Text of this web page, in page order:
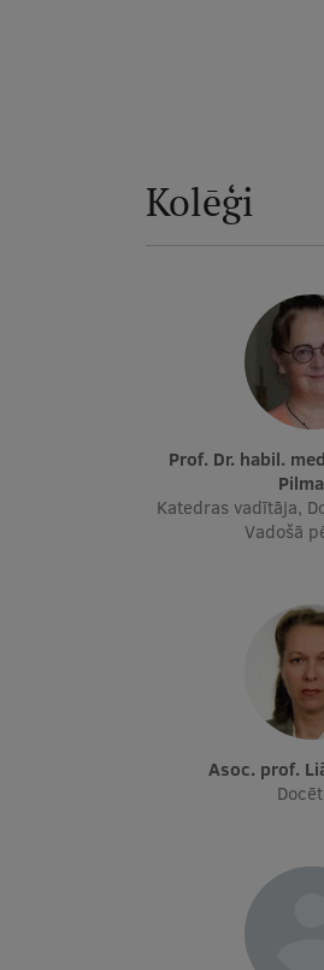
Kolēģi
Prof. Dr. habil. med., Dr. med. Māra
Katedras vadītāja,
Vadošā
Asoc. prof.